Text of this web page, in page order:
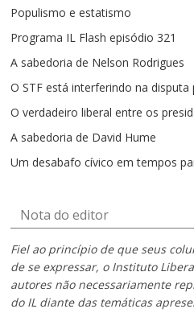
Populismo e estatismo
Programa IL Flash episódio 321
A sabedoria de Nelson Rodrigues
O STF está interferindo na disputa
O verdadeiro liberal entre os
A sabedoria de David Hume
Um desabafo cívico em tempos
Nota do editor
Fiel ao princípio de que seus
de se expressar, o Instituto
autores não necessariamente
do IL diante das temáticas